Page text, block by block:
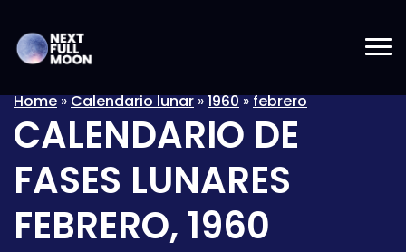
Home»Calendario lunar»1960»febrero
CALENDARIO DE
FASES LUNARES
FEBRERO, 1960